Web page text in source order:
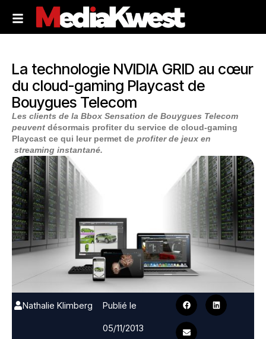
La technologie NVIDIA GRID au cœur
du cloud-gaming Playcast de
Bouygues Telecom
Les clients de la Bbox Sensation de Bouygues Telecom
peuvent désormais profiter du service de cloud-gaming
Playcast ce qui leur permet de profiter de jeux en
streaming instantané.
Nathalie Klimberg
Publié le
05/11/2013